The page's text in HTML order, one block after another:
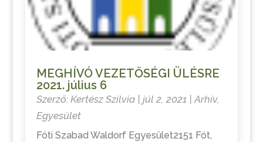
MEGHÍVÓ VEZETŐSÉGI ÜLÉSRE
2021. július 6
Szerző: Kertész Szilvia| júl 2, 2021 |Arhív,
Egyesület
Fóti Szabad Waldorf Egyesület2151 Fót,